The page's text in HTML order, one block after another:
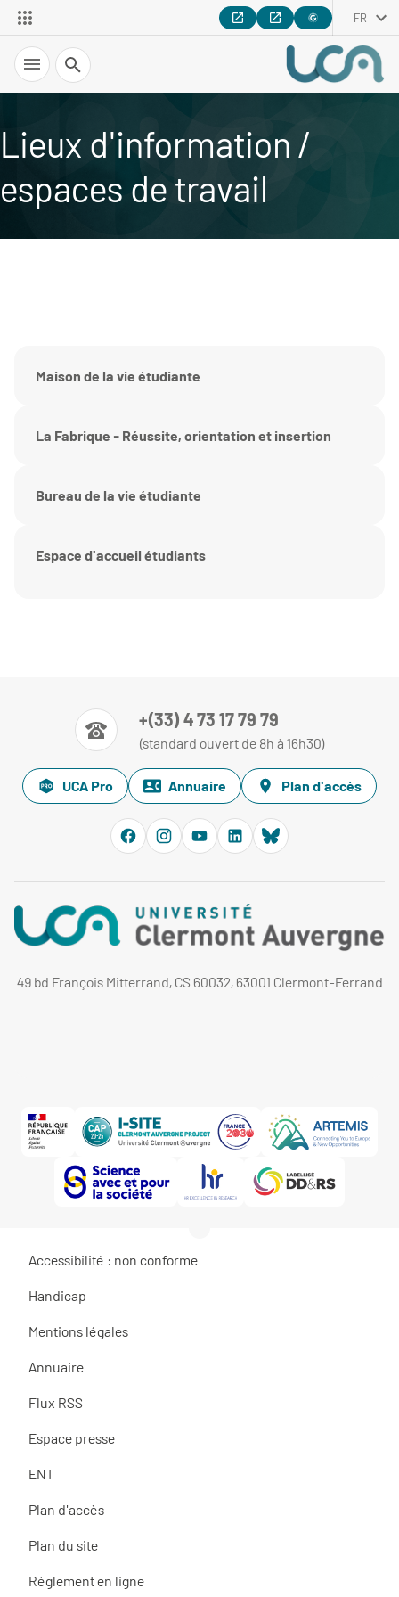
FR
Recherche
Lieux d'information /
espaces de travail
Maison de la vie étudiante
La Fabrique - Réussite, orientation et insertion
Bureau de la vie étudiante
Espace d'accueil étudiants
+(33) 4 73 17 79 79
(standard ouvert de 8h à 16h30)
UCA Pro Annuaire Plan d'accès
49 bd François Mitterrand, CS 60032, 63001 Clermont-Ferrand
Accessibilité : non conforme
Handicap
Mentions légales
Annuaire
Flux RSS
Espace presse
ENT
Plan d'accès
Plan du site
Réglement en ligne